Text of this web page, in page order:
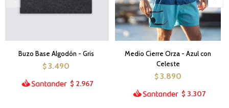
Buzo Base Algodón - Gris
$ 3.490
$ 2.967
Medio Cierre Orza - Azul con
Celeste
$ 3.890
$ 3.307